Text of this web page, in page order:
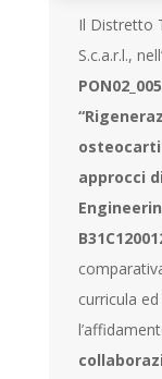
Il Distretto
S.c.a.r.l.,
approcci
curricula